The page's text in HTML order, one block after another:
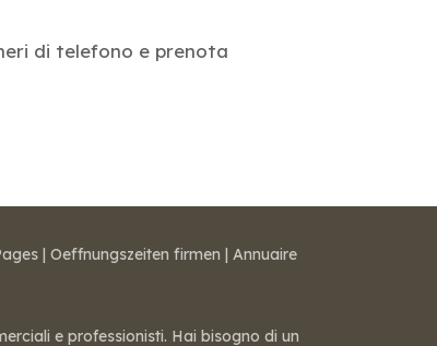
di telefono e prenota
| Oeffnungszeiten firmen | Annuaire
e professionisti. Hai bisogno di un